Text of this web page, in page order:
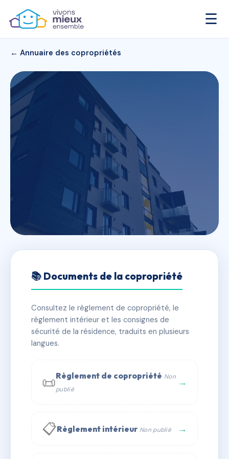
☰
← Annuaire des copropriétés
SDC 10 BOULEVARD
BEZOMBES
📍 10 bd bezombes 13011 Marseille
✓ Immatriculée 🏠 4 lots 🏗 1 bâtiment(s)
📞 Contacter Syndic Digital 💬 WhatsApp
✉ Email
📚 Documents de la copropriété
Consultez le règlement de copropriété, le
règlement intérieur et les consignes de
sécurité de la résidence, traduits en plusieurs
langues.
📜Règlement de copropriété Non
publié
→
📋Règlement intérieur Non publié →